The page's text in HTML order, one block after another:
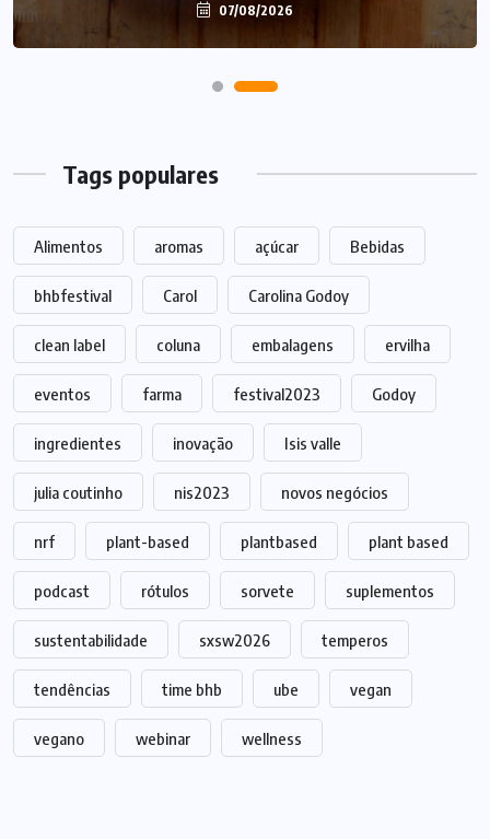
07/08/2026
Tags populares
Alimentos aromas açúcar Bebidas
bhbfestival Carol Carolina Godoy
clean label coluna embalagens ervilha
eventos farma festival2023 Godoy
ingredientes inovação Isis valle
julia coutinho nis2023 novos negócios
nrf plant-based plantbased plant based
podcast rótulos sorvete suplementos
sustentabilidade sxsw2026 temperos
tendências time bhb ube vegan
vegano webinar wellness